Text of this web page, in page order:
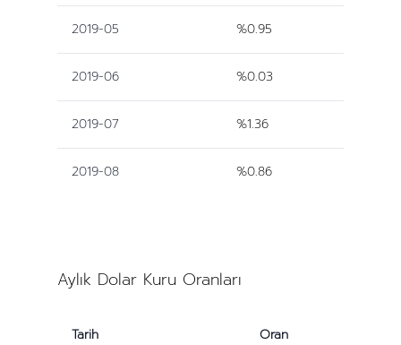
2019-05 %0.95
2019-06 %0.03
2019-07 %1.36
2019-08 %0.86
Aylık Dolar Kuru Oranları
Tarih Oran